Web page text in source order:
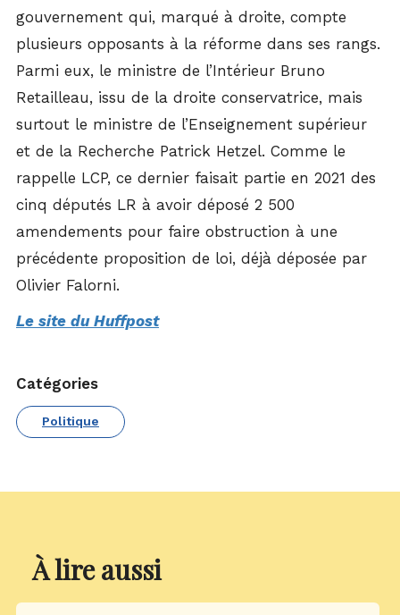
gouvernement qui, marqué à droite, compte
plusieurs opposants à la réforme dans ses rangs.
Parmi eux, le ministre de l’Intérieur Bruno
Retailleau, issu de la droite conservatrice, mais
surtout le ministre de l’Enseignement supérieur
et de la Recherche Patrick Hetzel. Comme le
rappelle LCP, ce dernier faisait partie en 2021 des
cinq députés LR à avoir déposé 2 500
amendements pour faire obstruction à une
précédente proposition de loi, déjà déposée par
Olivier Falorni.
Le site du Huffpost
Catégories
Politique
À lire aussi